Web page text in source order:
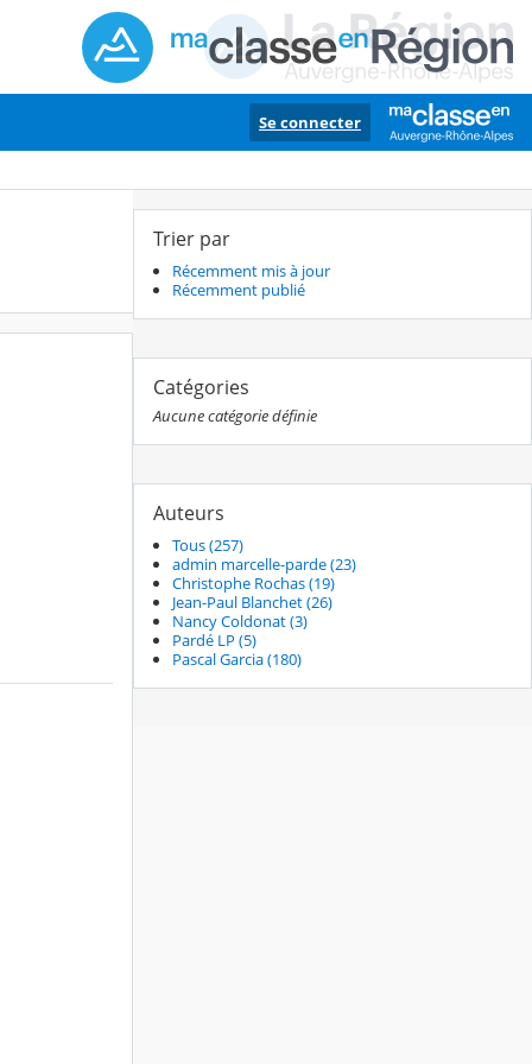
Se connecter
Trier par
Récemment mis à jour
Récemment publié
Catégories
Aucune catégorie définie
Auteurs
Tous (257)
admin marcelle-parde (23)
Christophe Rochas (19)
Jean-Paul Blanchet (26)
Nancy Coldonat (3)
Pardé LP (5)
Pascal Garcia (180)